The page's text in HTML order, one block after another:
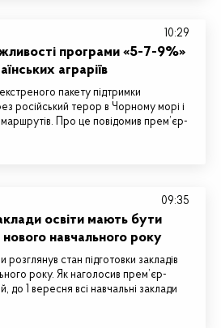
програми «5-7-9%»
аграріїв
пакету підтримки
російський терор в Чорному морі і
Про це повідомив прем’єр-
10:29
освіти мають бути
нового навчального року
розглянув стан підготовки закладів
року. Як наголосив прем’єр-
до 1 вересня всі навчальні заклади
09:35